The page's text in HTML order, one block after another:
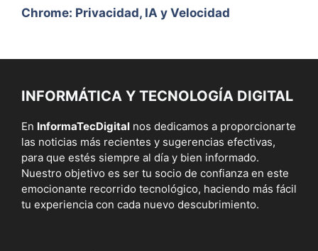
Chrome: Privacidad, IA y Velocidad
INFORMÁTICA Y TECNOLOGÍA DIGITAL
En InformaTecDigital nos dedicamos a proporcionarte
las noticias más recientes y sugerencias efectivas,
para que estés siempre al día y bien informado.
Nuestro objetivo es ser tu socio de confianza en este
emocionante recorrido tecnológico, haciendo más fácil
tu experiencia con cada nuevo descubrimiento.